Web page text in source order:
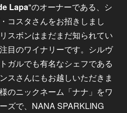
Lapa"のオーナーである、シ
コスタさんをお招きしまし
スボンはまだまだ知られてい
目のワイナリーです。シルヴ
ガルでも有名なシェフである
スさんにもお越しいただきま
のニックネーム「ナナ」をワ
ズで、NANA SPARKLING